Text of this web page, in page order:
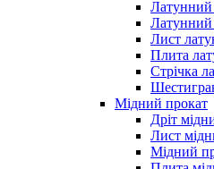
Латунний
Латунний
Лист
Плита
Стрічка
Мідний прокат
Дріт
Лист
Мідний